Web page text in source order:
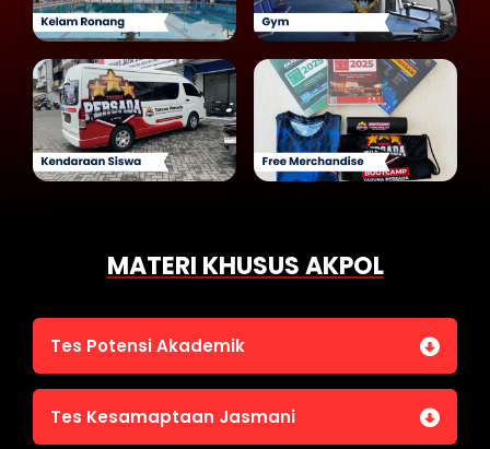
MATERI KHUSUS AKPOL
Tes Potensi Akademik
Bahasa Indonesia
Tes Kesamaptaan Jasmani